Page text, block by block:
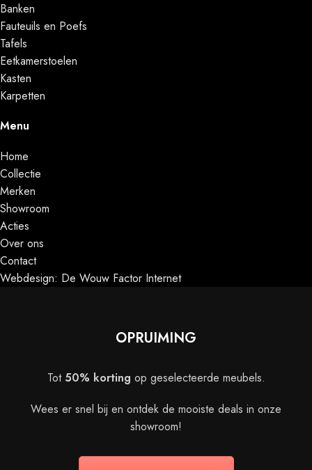
Banken
Fauteuils en Poefs
Tafels
Eetkamerstoelen
Kasten
Karpetten
Menu
Home
Collectie
Merken
Showroom
Acties
Over ons
Contact
Webdesign: De Wouw Factor Internet
OPRUIMING
Tot 50% korting op geselecteerde meubels.
Wees er snel bij en ontdek de mooiste deals in onze
showroom!